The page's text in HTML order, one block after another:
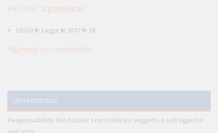
Percorsi argomentali
LEGGI Legge 2017 24
Aggiungi un commento
Ultimi contributi
Responsabilità del notaio: i controlli sui soggetti e sull'oggetto